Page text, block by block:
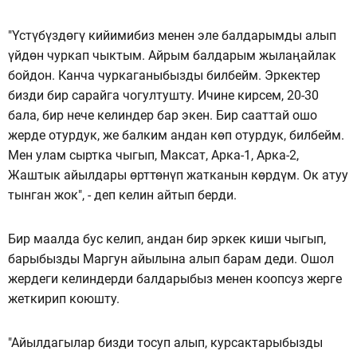
"Үстүбүздөгү кийимибиз менен эле балдарымды алып
үйдөн чуркап чыктым. Айрым балдарым жылаңайлак
бойдон. Канча чуркаганыбызды билбейм. Эркектер
бизди бир сарайга чогултушту. Ичине кирсем, 20-30
бала, бир нече келиндер бар экен. Бир сааттай ошо
жерде отурдук, же балким андан көп отурдук, билбейм.
Мен улам сыртка чыгып, Максат, Арка-1, Арка-2,
Жаштык айылдары өрттөнүп жатканын көрдүм. Ок атуу
тынган жок", - деп келин айтып берди.
Бир маалда бус келип, андан бир эркек киши чыгып,
барыбызды Маргун айылына алып барам деди. Ошол
жердеги келиндерди балдарыбыз менен коопсуз жерге
жеткирип коюшту.
"Айылдагылар бизди тосуп алып, курсактарыбызды